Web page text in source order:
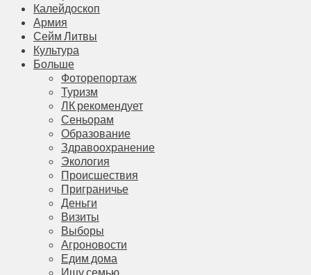
Калейдоскоп
Армия
Сейм Литвы
Культура
Больше
Фоторепортаж
Туризм
ЛК рекомендует
Сеньорам
Образование
Здравоохранение
Экология
Происшествия
Приграничье
Деньги
Визиты
Выборы
Агроновости
Едим дома
Ищу семью